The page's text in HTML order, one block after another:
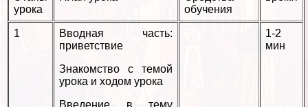
урока
обучения
1
Вводная часть:
приветствие
Знакомство с темой
урока и ходом урока
1-2
мин